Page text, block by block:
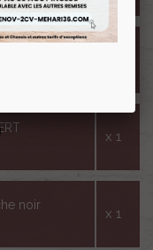
x 1
noir
x 1